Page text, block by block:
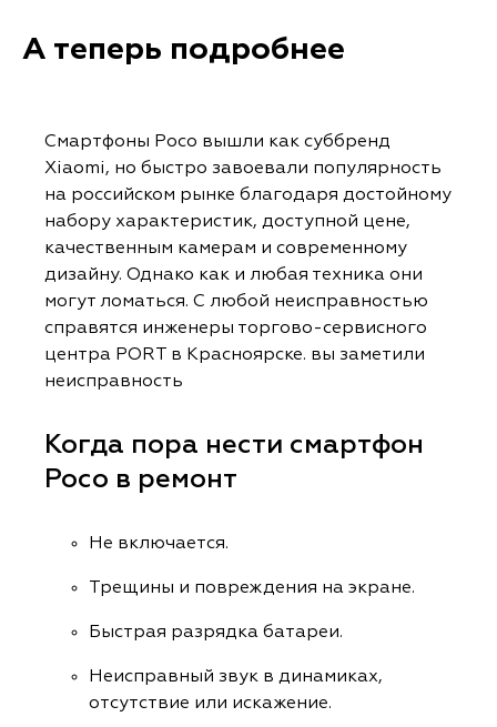
А теперь подробнее
Смартфоны Poco вышли как суббренд
Xiaomi, но быстро завоевали популярность
на российском рынке благодаря достойному
набору характеристик, доступной цене,
качественным камерам и современному
дизайну. Однако как и любая техника они
могут ломаться. С любой неисправностью
справятся инженеры торгово-сервисного
центра PORT в Красноярске. вы заметили
неисправность
Когда пора нести смартфон
Poco в ремонт
Не включается.
Трещины и повреждения на экране.
Быстрая разрядка батареи.
Неисправный звук в динамиках,
отсутствие или искажение.